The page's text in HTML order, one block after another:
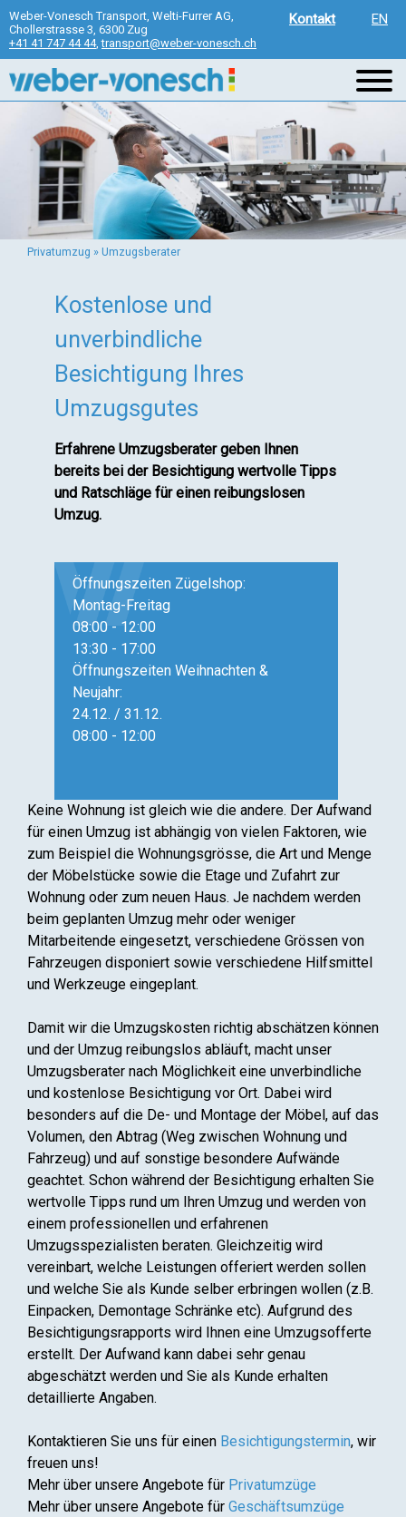
Direkt
zum
Inhalt
Weber-Vonesch Transport, Welti-Furrer AG,
Chollerstrasse 3, 6300 Zug
+41 41 747 44 44,transport@weber-vonesch.ch
Kontakt EN
Privatumzug » Umzugsberater
Kostenlose und
unverbindliche
Besichtigung Ihres
Umzugsgutes
Erfahrene Umzugsberater geben Ihnen
bereits bei der Besichtigung wertvolle Tipps
und Ratschläge für einen reibungslosen
Umzug.
Öffnungszeiten Zügelshop:
Montag-Freitag
08:00 - 12:00
13:30 - 17:00
Öffnungszeiten Weihnachten &
Neujahr:
24.12. / 31.12.
08:00 - 12:00
Keine Wohnung ist gleich wie die andere. Der Aufwand
für einen Umzug ist abhängig von vielen Faktoren, wie
zum Beispiel die Wohnungsgrösse, die Art und Menge
der Möbelstücke sowie die Etage und Zufahrt zur
Wohnung oder zum neuen Haus. Je nachdem werden
beim geplanten Umzug mehr oder weniger
Mitarbeitende eingesetzt, verschiedene Grössen von
Fahrzeugen disponiert sowie verschiedene Hilfsmittel
und Werkzeuge eingeplant.
Damit wir die Umzugskosten richtig abschätzen können
und der Umzug reibungslos abläuft, macht unser
Umzugsberater nach Möglichkeit eine unverbindliche
und kostenlose Besichtigung vor Ort. Dabei wird
besonders auf die De- und Montage der Möbel, auf das
Volumen, den Abtrag (Weg zwischen Wohnung und
Fahrzeug) und auf sonstige besondere Aufwände
geachtet. Schon während der Besichtigung erhalten Sie
wertvolle Tipps rund um Ihren Umzug und werden von
einem professionellen und erfahrenen
Umzugsspezialisten beraten. Gleichzeitig wird
vereinbart, welche Leistungen offeriert werden sollen
und welche Sie als Kunde selber erbringen wollen (z.B.
Einpacken, Demontage Schränke etc). Aufgrund des
Besichtigungsrapports wird Ihnen eine Umzugsofferte
erstellt. Der Aufwand kann dabei sehr genau
abgeschätzt werden und Sie als Kunde erhalten
detaillierte Angaben.
Kontaktieren Sie uns für einen Besichtigungstermin, wir
freuen uns!
Mehr über unsere Angebote für Privatumzüge
Mehr über unsere Angebote für Geschäftsumzüge